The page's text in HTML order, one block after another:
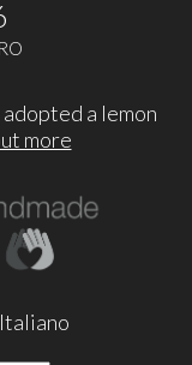
a lemon
more
Italiano